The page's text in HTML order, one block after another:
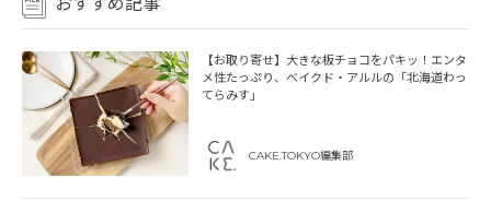
【お取り寄せ】大きな板チョコをパキッ！エンタ
メ性たっぷり、ベイクド・アルルの「北海道わっ
てらみす」
CAKE.TOKYO編集部